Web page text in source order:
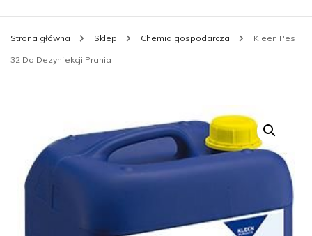
Strona główna Sklep Chemia gospodarcza Kleen Pes
32 Do Dezynfekcji Prania